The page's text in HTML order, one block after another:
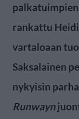
rankattu
vartaloaan
Saksalainen
nykyisin
Runwayn